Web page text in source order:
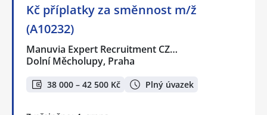
Kč příplatky za směnnost m/ž
(A10232)
Manuvia Expert Recruitment CZ…
Dolní Měcholupy, Praha
38 000 – 42 500 Kč Plný úvazek